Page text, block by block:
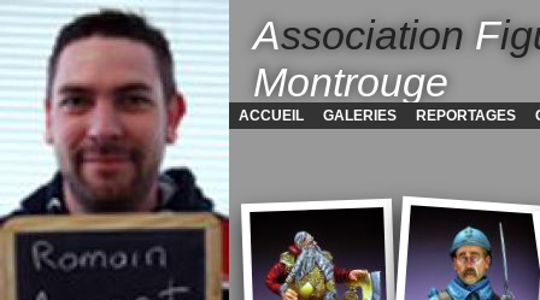
Association F
Montrouge
ACCUEIL GALERIES REPORTAGES